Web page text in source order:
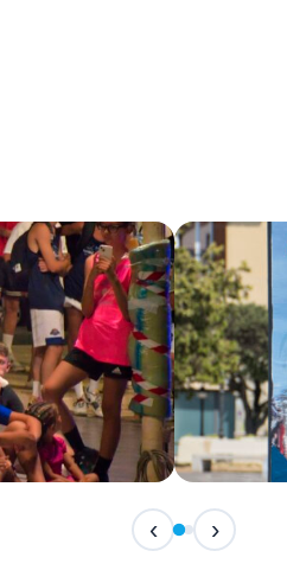
IN ARRIVO
Festival
‹ ›